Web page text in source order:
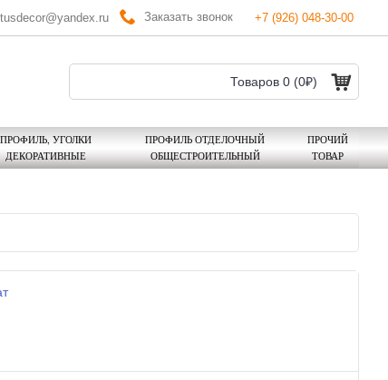
Заказать звонок +7 (926) 048-30-00
Товаров 0 (0₽)
ПРОФИЛЬ, УГОЛКИ
ДЕКОРАТИВНЫЕ
ПРОФИЛЬ ОТДЕЛОЧНЫЙ
ОБЩЕСТРОИТЕЛЬНЫЙ
ПРОЧИЙ
ТОВАР